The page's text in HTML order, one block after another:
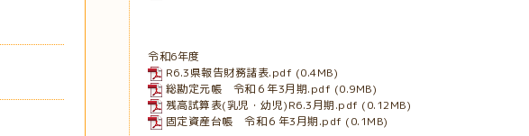
令和6年度
R6.3県報告財務諸表.pdf (0.4MB)
総勘定元帳 令和６年3月期.pdf (0.9MB)
残高試算表(乳児・幼児)R6.3月期.pdf (0.12MB)
固定資産台帳 令和６年3月期.pdf (0.1MB)